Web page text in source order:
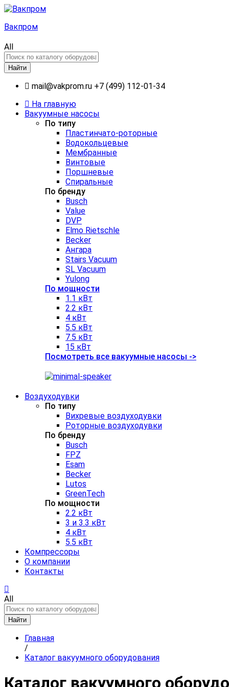
Вакпром
All
Найти
mail@vakprom.ru +7 (499) 112-01-34
На главную
Вакуумные насосы
По типу
Пластинчато-роторные
Водокольцевые
Мембранные
Винтовые
Поршневые
Спиральные
По бренду
Busch
Value
DVP
Elmo Rietschle
Becker
Ангара
Stairs Vacuum
SL Vacuum
Yulong
По мощности
1.1 кВт
2.2 кВт
4 кВт
5.5 кВт
7.5 кВт
15 кВт
Посмотреть все вакуумные насосы ->
Воздуходувки
По типу
Вихревые воздуходувки
Роторные воздуходувки
По бренду
Busch
FPZ
Esam
Becker
Lutos
GreenTech
По мощности
2.2 кВт
3 и 3.3 кВт
4 кВт
5.5 кВт
Компрессоры
О компании
Контакты
All
Найти
Главная
/
Каталог вакуумного оборудования
Каталог вакуумного